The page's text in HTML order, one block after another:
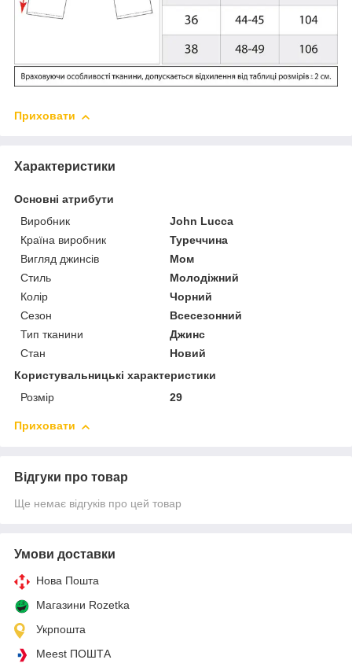
Приховати
Характеристики
Основні атрибути
Виробник
John Lucca
Країна виробник
Туреччина
Вигляд джинсів
Мом
Стиль
Молодіжний
Колір
Чорний
Сезон
Всесезонний
Тип тканини
Джинс
Стан
Новий
Користувальницькі характеристики
Розмір
29
Приховати
Відгуки про товар
Ще немає відгуків про цей товар
Умови доставки
Нова Пошта
Магазини Rozetka
Укрпошта
Meest ПОШТА